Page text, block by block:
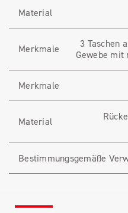
Material
Merkmale
3 Taschen
Gewebe
Merkmale
Material
Bestimmungsgemäße